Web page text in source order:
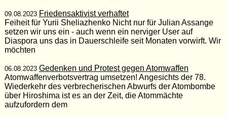
09.08.2023 Friedensaktivist verhaftet
Feiheit für Yurii Sheliazhenko Nicht nur für Julian Assange
setzen wir uns ein - auch wenn ein nerviger User auf
Diaspora uns das in Dauerschleife seit Monaten vorwirft. Wir
möchten
06.08.2023 Gedenken und Protest gegen Atomwaffen
Atomwaffenverbotsvertrag umsetzen! Angesichts der 78.
Wiederkehr des verbrecherischen Abwurfs der Atombombe
über Hiroshima ist es an der Zeit, die Atommächte
aufzufordern dem